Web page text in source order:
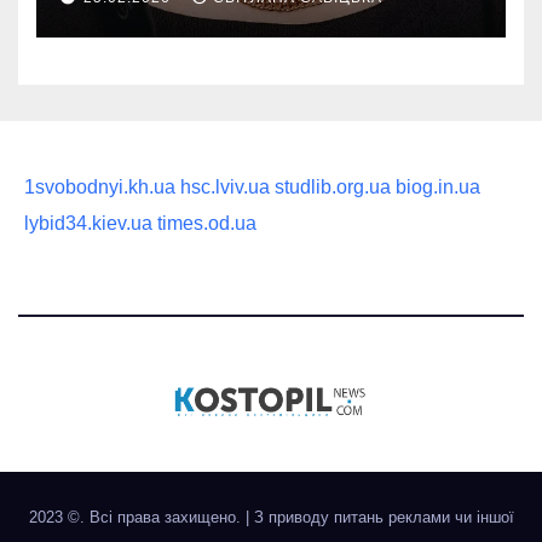
статусного украшения
1svobodnyi.kh.ua hsc.lviv.ua studlib.org.ua biog.in.ua
lybid34.kiev.ua times.od.ua
2023 ©. Всі права захищено. | З приводу питань реклами чи іншої